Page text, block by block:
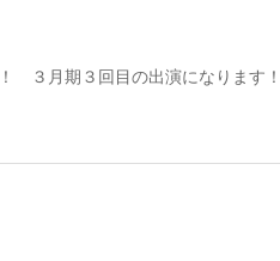
３月期３回目の出演になります